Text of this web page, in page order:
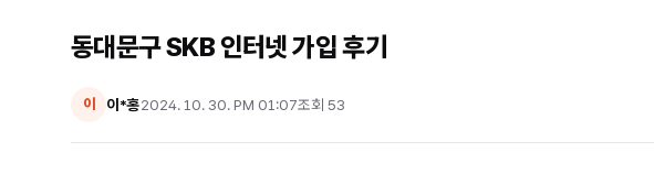
동대문구 SKB 인터넷 가입 후기
이 이*홍2024. 10. 30. PM 01:07조회 53